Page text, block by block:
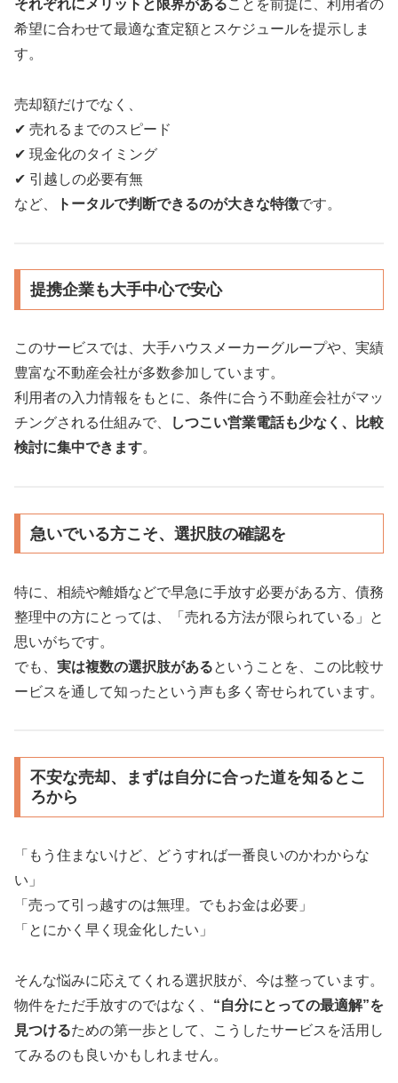
それぞれにメリットと限界があることを前提に、利用者の
希望に合わせて最適な査定額とスケジュールを提示しま
す。
売却額だけでなく、
✔ 売れるまでのスピード
✔ 現金化のタイミング
✔ 引越しの必要有無
など、
トータルで判断できるのが大きな特徴です。
提携企業も大手中心で安心
このサービスでは、大手ハウスメーカーグループや、実績
豊富な不動産会社が多数参加しています。
利用者の入力情報をもとに、条件に合う不動産会社がマッ
チングされる仕組みで、
しつこい営業電話も少なく、比較
検討に集中できます。
急いでいる方こそ、選択肢の確認を
特に、相続や離婚などで早急に手放す必要がある方、債務
整理中の方にとっては、「売れる方法が限られている」と
思いがちです。
でも、 実は複数の選択肢があるということを、この比較サ
ービスを通して知ったという声も多く寄せられています。
不安な売却、まずは自分に合った道を知るとこ
ろから
「もう住まないけど、どうすれば一番良いのかわからな
い」
「売って引っ越すのは無理。でもお金は必要」
「とにかく早く現金化したい」
そんな悩みに応えてくれる選択肢が、今は整っています。
物件をただ手放すのではなく、 “自分にとっての最適解”を
見つけるための第一歩として、こうしたサービスを活用し
てみるのも良いかもしれません。